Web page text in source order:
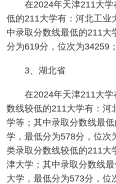
在2024年天津211大
低的211大学有：河北工业
中录取分数线最低的211大
分为619分，位次为34259；
3、湖北省
在2024年天津211大
数线较低的211大学有：河
学等；其中录取分数线最
学，最低分为578分，位次
类录取分数线较低的211大
津大学；其中录取分数线
大学，最低分为573分，位